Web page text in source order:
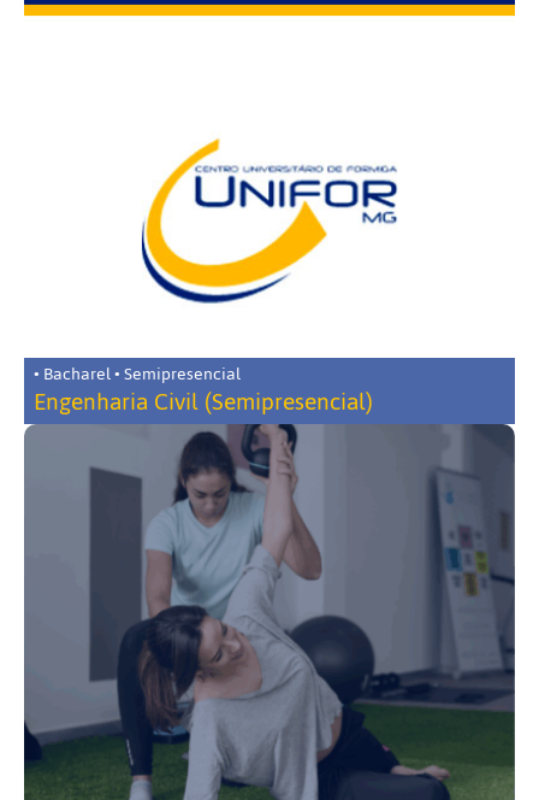
• Bacharel • Semipresencial
Engenharia Civil (Semipresencial)